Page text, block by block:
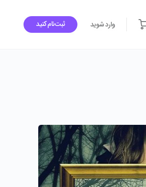
وارد شوید ثبت‌نام کنید